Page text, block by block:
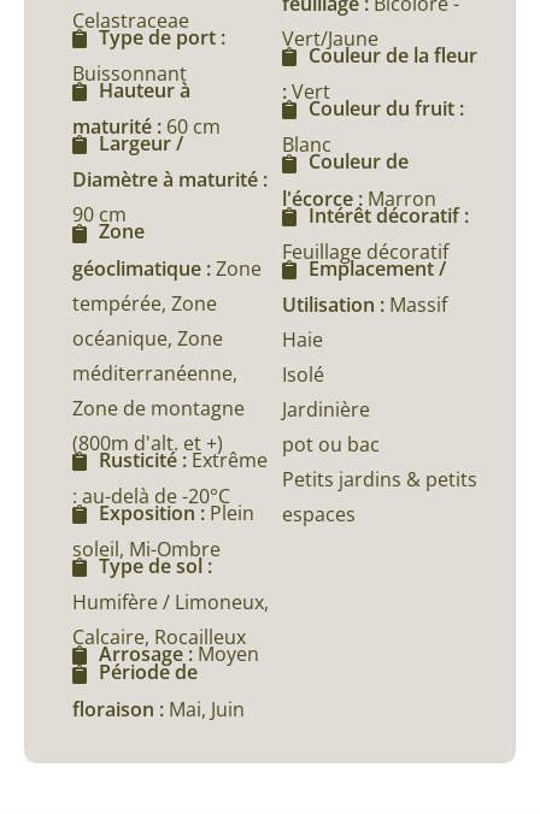
Celastraceae
Type de port :
Buissonnant
Hauteur à
maturité : 60 cm
Largeur /
Diamètre à maturité :
90 cm
Zone
géoclimatique :Zone
tempérée, Zone
océanique, Zone
méditerranéenne,
Zone de montagne
(800m d'alt. et +)
Rusticité :Extrême
: au-delà de -20°C
Exposition : Plein
soleil, Mi-Ombre
Type de sol :
Humifère / Limoneux,
Calcaire, Rocailleux
Arrosage : Moyen
Période de
floraison : Mai, Juin
Vert/Jaune
Couleur de la fleur
:Vert
Couleur du fruit :
Blanc
Couleur de
l'écorce : Marron
Intérêt décoratif :
Feuillage décoratif
Emplacement /
Utilisation : Massif
Haie
Isolé
Jardinière
pot ou bac
Petits jardins & petits
espaces